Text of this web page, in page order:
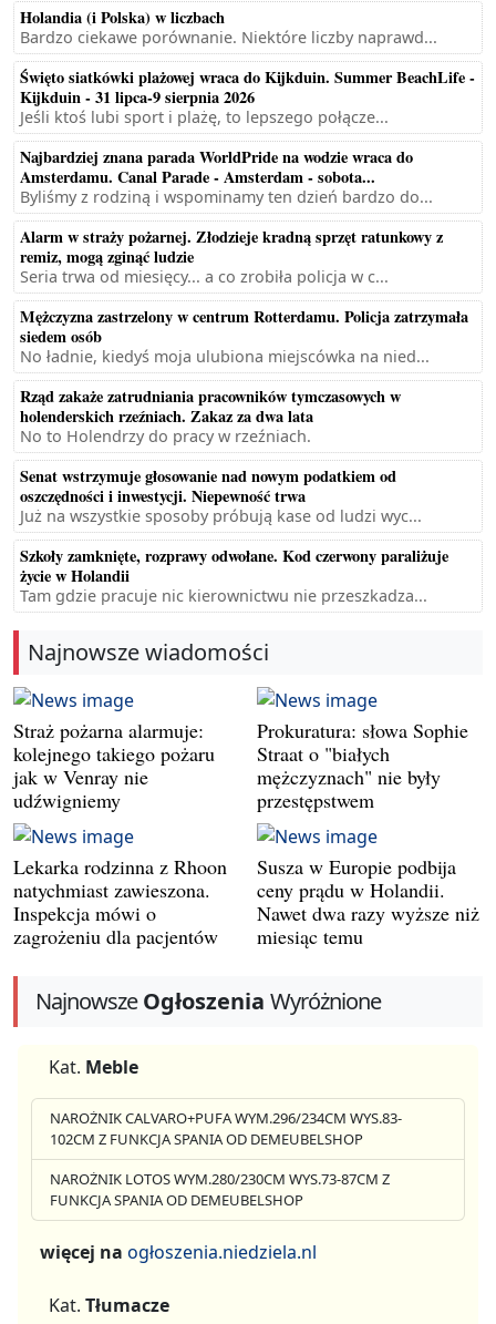
Holandia (i Polska) w liczbach
Bardzo ciekawe porównanie. Niektóre liczby naprawd...
Święto siatkówki plażowej wraca do Kijkduin. Summer BeachLife -
Kijkduin - 31 lipca-9 sierpnia 2026
Jeśli ktoś lubi sport i plażę, to lepszego połącze...
Najbardziej znana parada WorldPride na wodzie wraca do
Amsterdamu. Canal Parade - Amsterdam - sobota...
Byliśmy z rodziną i wspominamy ten dzień bardzo do...
Alarm w straży pożarnej. Złodzieje kradną sprzęt ratunkowy z
remiz, mogą zginąć ludzie
Seria trwa od miesięcy... a co zrobiła policja w c...
Mężczyzna zastrzelony w centrum Rotterdamu. Policja zatrzymała
siedem osób
No ładnie, kiedyś moja ulubiona miejscówka na nied...
Rząd zakaże zatrudniania pracowników tymczasowych w
holenderskich rzeźniach. Zakaz za dwa lata
No to Holendrzy do pracy w rzeźniach.
Senat wstrzymuje głosowanie nad nowym podatkiem od
oszczędności i inwestycji. Niepewność trwa
Już na wszystkie sposoby próbują kase od ludzi wyc...
Szkoły zamknięte, rozprawy odwołane. Kod czerwony paraliżuje
życie w Holandii
Tam gdzie pracuje nic kierownictwu nie przeszkadza...
Najnowsze wiadomości
Straż pożarna alarmuje:
kolejnego takiego pożaru
jak w Venray nie
udźwigniemy
Prokuratura: słowa Sophie
Straat o "białych
mężczyznach" nie były
przestępstwem
Lekarka rodzinna z Rhoon
natychmiast zawieszona.
Inspekcja mówi o
zagrożeniu dla pacjentów
Susza w Europie podbija
ceny prądu w Holandii.
Nawet dwa razy wyższe niż
miesiąc temu
NajnowszeOgłoszenia Wyróżnione
Kat. Meble
NAROŻNIK CALVARO+PUFA WYM.296/234CM WYS.83-
102CM Z FUNKCJA SPANIA OD DEMEUBELSHOP
NAROŻNIK LOTOS WYM.280/230CM WYS.73-87CM Z
FUNKCJA SPANIA OD DEMEUBELSHOP
więcej na ogłoszenia.niedziela.nl
Kat. Tłumacze